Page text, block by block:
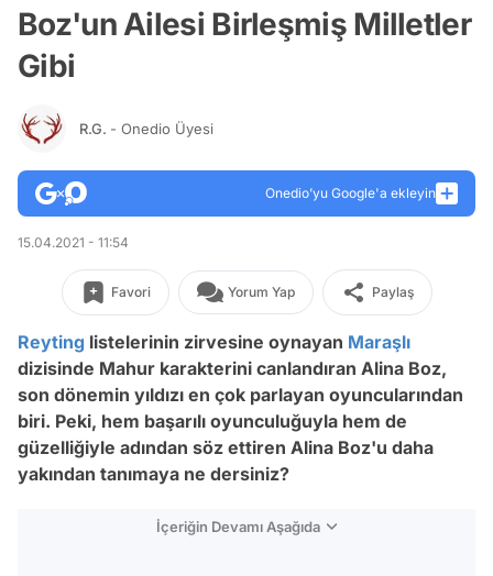
Boz'un Ailesi Birleşmiş Milletler
Gibi
R.G. - Onedio Üyesi
Onedio’yu Google'a ekleyin
15.04.2021 - 11:54
Favori Yorum Yap Paylaş
Reyting listelerinin zirvesine oynayan Maraşlı
dizisinde Mahur karakterini canlandıran Alina Boz,
son dönemin yıldızı en çok parlayan oyuncularından
biri. Peki, hem başarılı oyunculuğuyla hem de
güzelliğiyle adından söz ettiren Alina Boz'u daha
yakından tanımaya ne dersiniz?
İçeriğin Devamı Aşağıda